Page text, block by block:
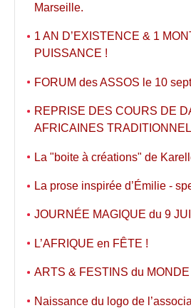
Marseille.
1 AN D’EXISTENCE & 1
PUISSANCE !
FORUM des ASSOS le 10
REPRISE DES COURS DE
AFRICAINES
La "boite à créations" de
La prose inspirée d’Émilie -
JOURNÉE MAGIQUE du 9
L’AFRIQUE en FÊTE !
ARTS & FESTINS du
Naissance du logo de